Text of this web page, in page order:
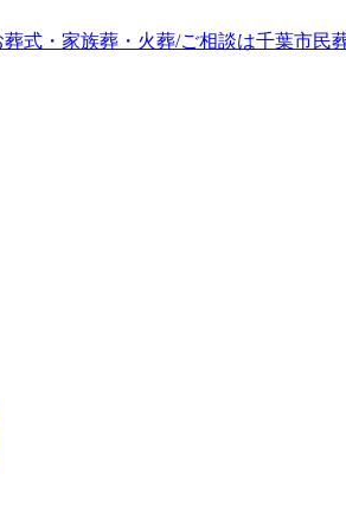
式・家族葬・火葬/ご相談は千葉市民